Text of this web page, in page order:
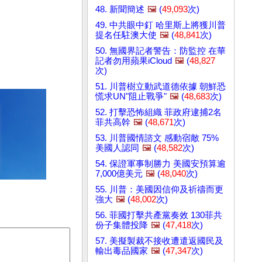
48. 新聞簡述 🖼️ (49,093次)
49. 中共眼中釘 哈里斯上將獲川普
提名任駐澳大使 🖼️ (48,841次)
50. 無國界記者警告：防監控 在華
記者勿用蘋果iCloud 🖼️ (48,827
次)
51. 川普樹立動武道德依據 朝鮮恐
慌求UN"阻止戰爭" 🖼️ (48,683次)
52. 打擊恐怖組織 菲政府逮捕2名
菲共高幹 🖼️ (48,671次)
53. 川普國情諮文 感動宿敵 75%
美國人認同 🖼️ (48,582次)
54. 保證軍事制勝力 美國安預算逾
7,000億美元 🖼️ (48,040次)
55. 川普：美國因信仰及祈禱而更
強大 🖼️ (48,002次)
56. 菲國打擊共產黨奏效 130菲共
份子集體投降 🖼️ (47,418次)
57. 美擬製裁不接收遭遣返國民及
輸出毒品國家 🖼️ (47,347次)